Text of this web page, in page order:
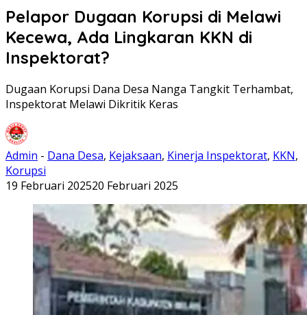
Pelapor Dugaan Korupsi di Melawi
Kecewa, Ada Lingkaran KKN di
Inspektorat?
Dugaan Korupsi Dana Desa Nanga Tangkit Terhambat,
Inspektorat Melawi Dikritik Keras
Admin - Dana Desa, Kejaksaan, Kinerja Inspektorat, KKN,
Korupsi
19 Februari 202520 Februari 2025